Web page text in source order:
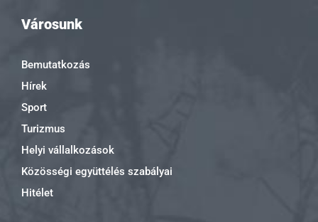
Városunk
Bemutatkozás
Hírek
Sport
Turizmus
Helyi vállalkozások
Közösségi együttélés szabályai
Hitélet